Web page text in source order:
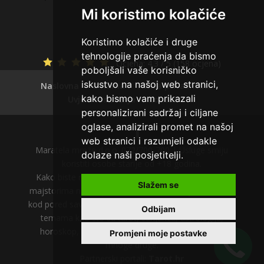
Mi koristimo kolačiće
Koristimo kolačiće i druge
tehnologije praćenja da bismo
poboljšali vaše korisničko
iskustvo na našoj web stranici,
kako bismo vam prikazali
personalizirani sadržaj i ciljane
oglase, analizirali promet na našoj
web stranici i razumjeli odakle
dolaze naši posjetitelji.
Slažem se
Odbijam
Promjeni moje postavke
Ocjena: 4.3 / 5 (158 ocjena)
Naslovna
O nama
Polica privatnosti
Uvjeti korištenja
Kontakt
Maratela mreže d.o.o. 072/700-700 | Usluge smiju
koristiti osobe starije od +18 godina.
Kako biste razgovarali sa tarot savjetnicima i tarot
majstorima nakon poziva na 064 tarot liniju odaberite
kod pored savjetnika. Svoje odgovore možete tražiti u
temama kao što su tarot, sanjarica, astrologija,
horoskop, numerologija, gatanje, magija, uroci i
mnoge druge.